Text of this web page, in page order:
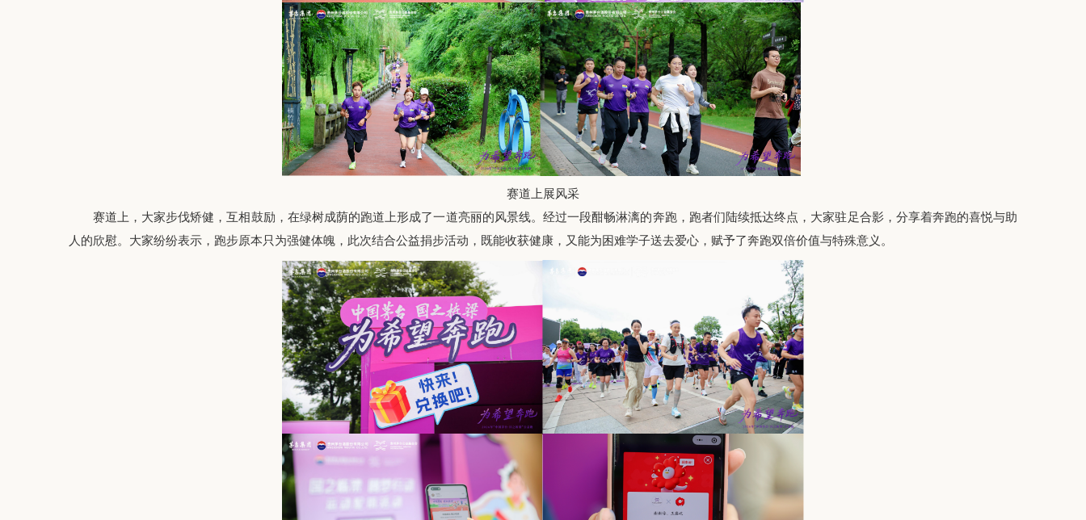
赛道上展风采
赛道上， 大家步伐矫健，互相鼓励，在绿树成荫的跑道上形成了一道亮丽的风景线。经过一段酣畅淋漓的奔跑，跑者们陆续抵达终点，大家驻足合影，分享着奔跑的喜悦与助
人的欣慰。大家纷纷表示，跑步原本只为强健体魄，此次结合公益捐步活动，既能收获健康，又能为困难学子送去爱心，赋予了奔跑双倍价值与特殊意义。